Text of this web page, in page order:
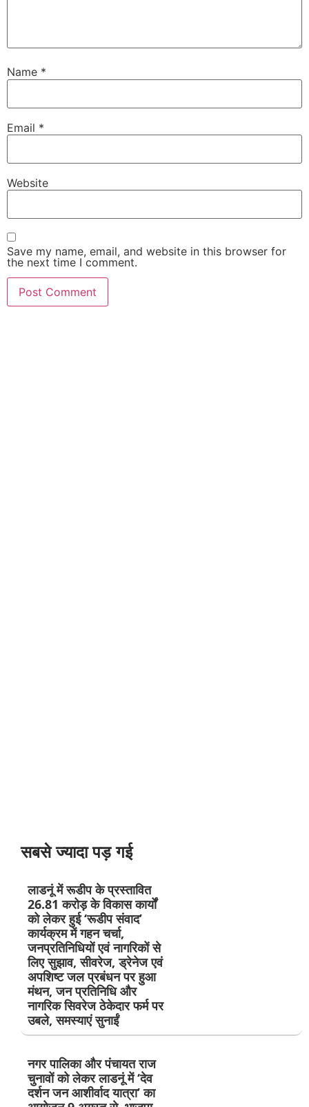
Name *
Email *
Website
Save my name, email, and website in this browser for
the next time I comment.
सबसे ज्यादा पड़ गई
लाडनूं में रूडीप के प्रस्तावित
26.81 करोड़ के विकास कार्यों
को लेकर हुई ‘रूडीप संवाद’
कार्यक्रम में गहन चर्चा,
जनप्रतिनिधियों एवं नागरिकों से
लिए सुझाव, सीवरेज, ड्रेनेज एवं
अपशिष्ट जल प्रबंधन पर हुआ
मंथन, जन प्रतिनिधि और
नागरिक सिवरेज ठेकेदार फर्म पर
उबले, समस्याएं सुनाईं
नगर पालिका और पंचायत राज
चुनावों को लेकर लाडनूं में ‘देव
दर्शन जन आशीर्वाद यात्रा’ का